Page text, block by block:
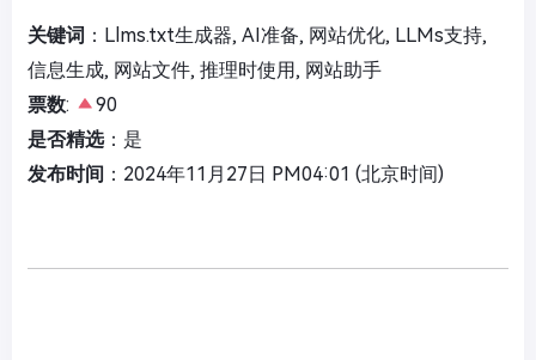
关键词 ：Llms.txt生成器, AI准备, 网站优化, LLMs支持,
信息生成, 网站文件, 推理时使用, 网站助手
票数:
90
是否精选：是
发布时间 ：2024年11月27日 PM04:01 (北京时间)